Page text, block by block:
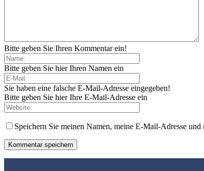
Bitte geben Sie Ihren Kommentar ein!
Bitte geben Sie hier Ihren Namen ein
Sie haben eine falsche E-Mail-Adresse eingegeben!
Bitte geben Sie hier Ihre E-Mail-Adresse ein
Speichern Sie meinen Namen, meine E-Mail-Adresse